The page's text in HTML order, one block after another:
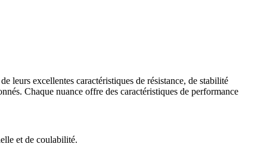
leurs excellentes caractéristiques de résistance, de stabilité
Chaque nuance offre des caractéristiques de performance
et de coulabilité.